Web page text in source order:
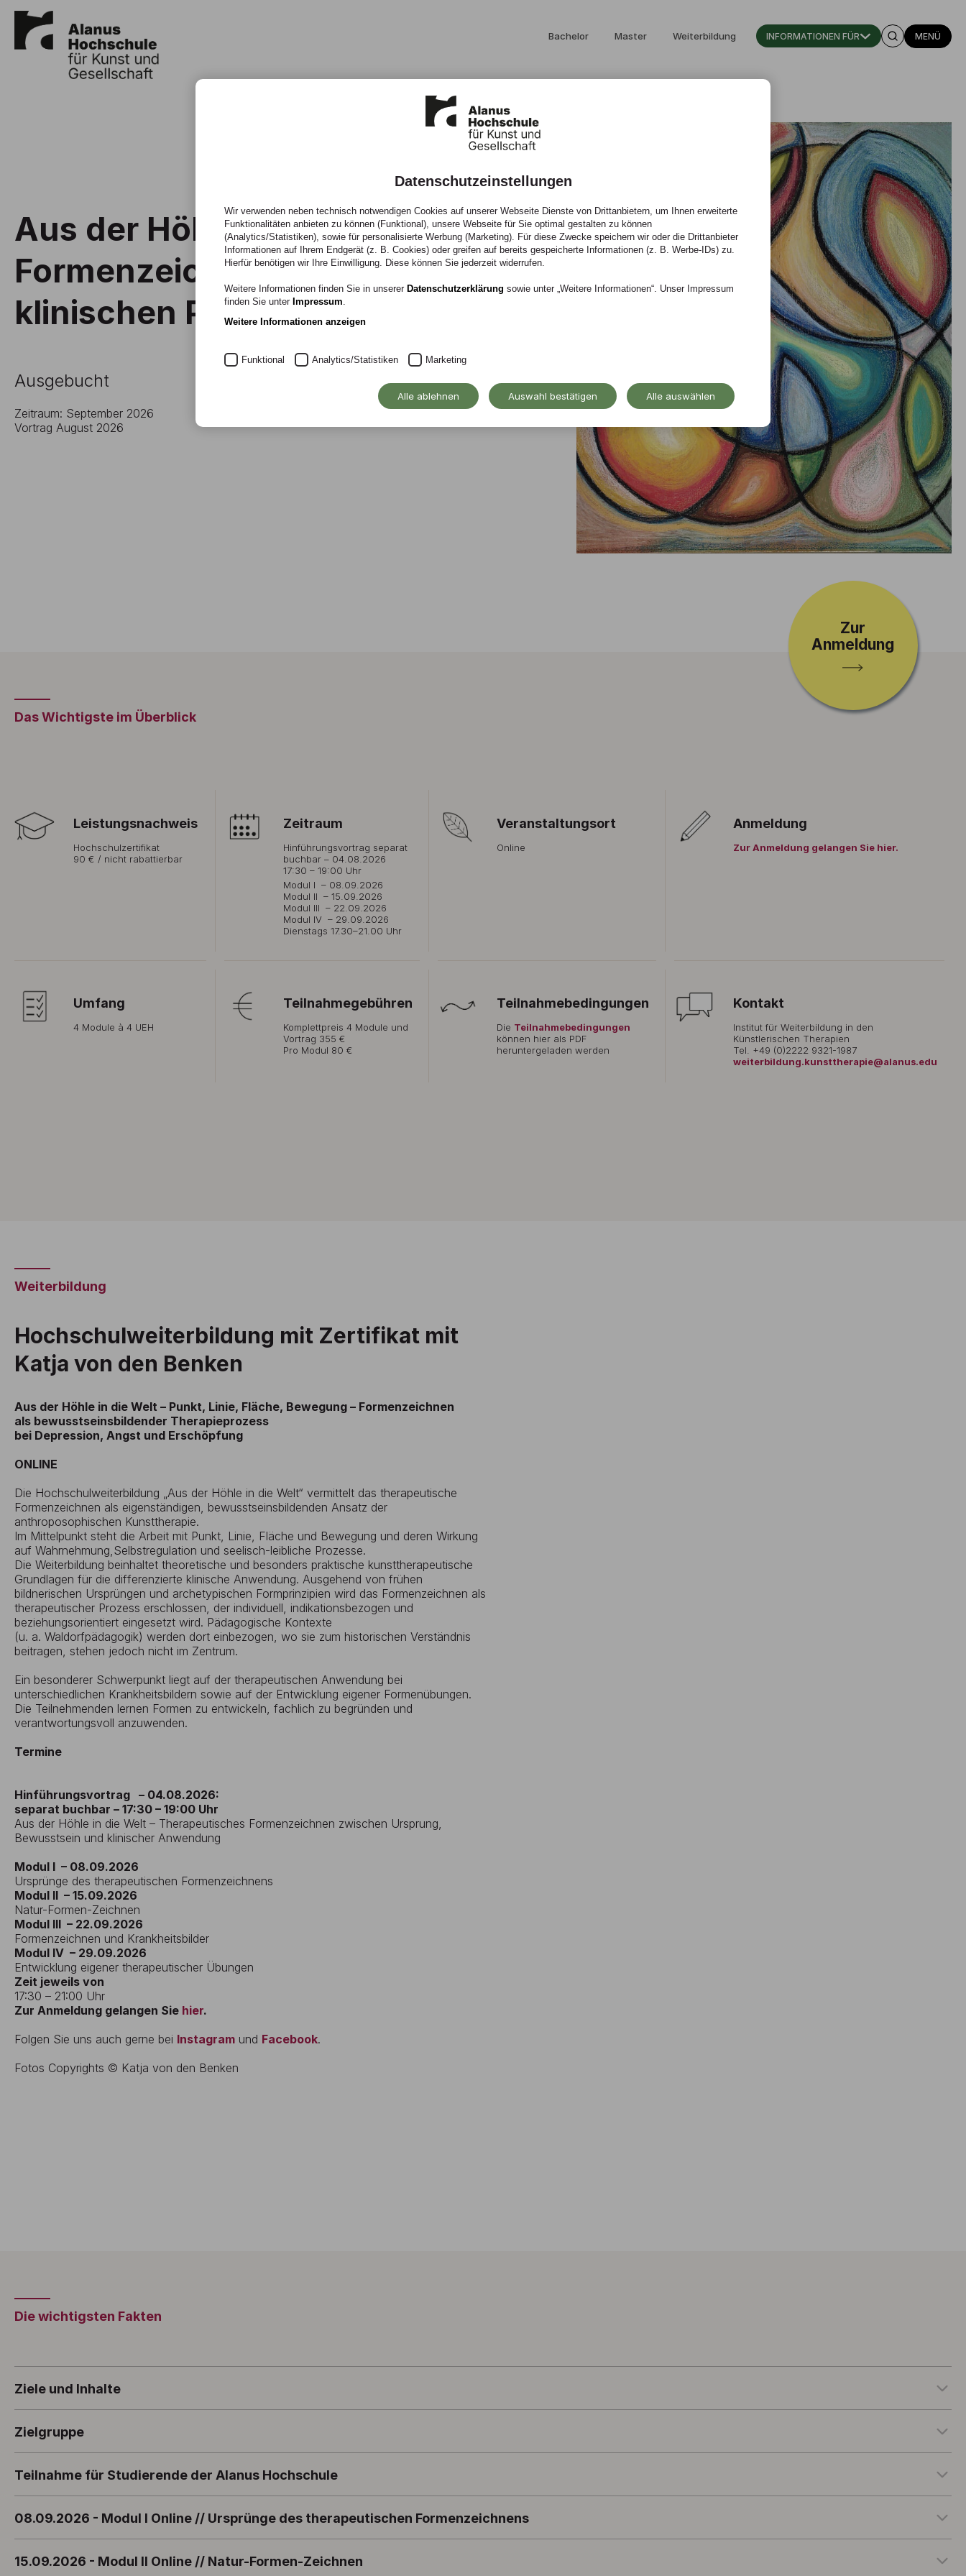
Bachelor Master Weiterbildung INFORMATIONEN FÜR MENÜ
Aus der Höhle in die Welt ‒
Formenzeichnen in der
klinischen Praxis
Ausgebucht
Zeitraum: September 2026
Vortrag August 2026
Zur
Anmeldung
Das Wichtigste im Überblick
Leistungsnachweis
Hochschulzertifikat
90 € / nicht rabattierbar
Zeitraum
Hinführungsvortrag separat
buchbar – 04.08.2026
17:30 – 19:00 Uhr
Modul I – 08.09.2026
Modul II – 15.09.2026
Modul III – 22.09.2026
Modul IV – 29.09.2026
Dienstags 17.30–21.00 Uhr
Veranstaltungsort
Online
Anmeldung
Zur Anmeldung gelangen Sie hier.
Umfang
4 Module à 4 UEH
Teilnahmegebühren
Komplettpreis 4 Module und
Vortrag 355 €
Pro Modul 80 €
Teilnahmebedingungen
Die Teilnahmebedingungen
können hier als PDF
heruntergeladen werden
Kontakt
Institut für Weiterbildung in den
Künstlerischen Therapien
Tel. +49 (0)2222 9321-1987
weiterbildung.kunsttherapie@alanus.edu
Weiterbildung
Hochschulweiterbildung mit Zertifikat mit
Katja von den Benken
Aus der Höhle in die Welt – Punkt, Linie, Fläche, Bewegung – Formenzeichnen
als bewusstseinsbildender Therapieprozess
bei Depression, Angst und Erschöpfung
ONLINE
Die Hochschulweiterbildung „Aus der Höhle in die Welt“ vermittelt das therapeutische
Formenzeichnen als eigenständigen, bewusstseinsbildenden Ansatz der
anthroposophischen Kunsttherapie.
Im Mittelpunkt steht die Arbeit mit Punkt, Linie, Fläche und Bewegung und deren Wirkung
auf Wahrnehmung,Selbstregulation und seelisch-leibliche Prozesse.
Die Weiterbildung beinhaltet theoretische und besonders praktische kunsttherapeutische
Grundlagen für die differenzierte klinische Anwendung. Ausgehend von frühen
bildnerischen Ursprüngen und archetypischen Formprinzipien wird das Formenzeichnen als
therapeutischer Prozess erschlossen, der individuell, indikationsbezogen und
beziehungsorientiert eingesetzt wird. Pädagogische Kontexte
(u. a. Waldorfpädagogik) werden dort einbezogen, wo sie zum historischen Verständnis
beitragen, stehen jedoch nicht im Zentrum.
Ein besonderer Schwerpunkt liegt auf der therapeutischen Anwendung bei
unterschiedlichen Krankheitsbildern sowie auf der Entwicklung eigener Formenübungen.
Die Teilnehmenden lernen Formen zu entwickeln, fachlich zu begründen und
verantwortungsvoll anzuwenden.
Termine
Hinführungsvortrag – 04.08.2026:
separat buchbar – 17:30 – 19:00 Uhr
Aus der Höhle in die Welt – Therapeutisches Formenzeichnen zwischen Ursprung,
Bewusstsein und klinischer Anwendung
Modul I – 08.09.2026
Ursprünge des therapeutischen Formenzeichnens
Modul II – 15.09.2026
Natur-Formen-Zeichnen
Modul III – 22.09.2026
Formenzeichnen und Krankheitsbilder
Modul IV – 29.09.2026
Entwicklung eigener therapeutischer Übungen
Zeit jeweils von
17:30 – 21:00 Uhr
Zur Anmeldung gelangen Sie hier.
Folgen Sie uns auch gerne bei Instagram und Facebook.
Fotos Copyrights © Katja von den Benken
Die wichtigsten Fakten
Ziele und Inhalte
Zielgruppe
Teilnahme für Studierende der Alanus Hochschule
08.09.2026 - Modul I Online // Ursprünge des therapeutischen Formenzeichnens
15.09.2026 - Modul II Online // Natur-Formen-Zeichnen
Datenschutzeinstellungen
Wir verwenden neben technisch notwendigen Cookies auf unserer Webseite Dienste von Drittanbietern, um Ihnen erweiterte
Funktionalitäten anbieten zu können (Funktional), unsere Webseite für Sie optimal gestalten zu können
(Analytics/Statistiken), sowie für personalisierte Werbung (Marketing). Für diese Zwecke speichern wir oder die Drittanbieter
Informationen auf Ihrem Endgerät (z. B. Cookies) oder greifen auf bereits gespeicherte Informationen (z. B. Werbe-IDs) zu.
Hierfür benötigen wir Ihre Einwilligung. Diese können Sie jederzeit widerrufen.
Weitere Informationen finden Sie in unserer Datenschutzerklärung sowie unter „Weitere Informationen“. Unser Impressum
finden Sie unter Impressum.
Weitere Informationen anzeigen
Funktional Analytics/Statistiken Marketing
Alle ablehnen Auswahl bestätigen Alle auswählen